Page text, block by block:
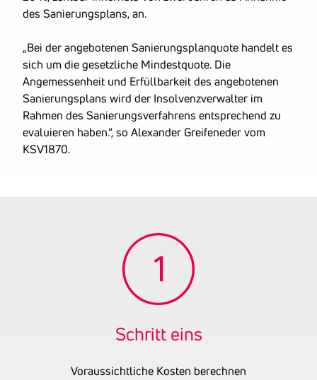
des Sanierungsplans, an.
„Bei der angebotenen Sanierungsplanquote handelt es
sich um die gesetzliche Mindestquote. Die
Angemessenheit und Erfüllbarkeit des angebotenen
Sanierungsplans wird der Insolvenzverwalter im
Rahmen des Sanierungsverfahrens entsprechend zu
evaluieren haben.“, so Alexander Greifeneder vom
KSV1870.
Schritt eins
Voraussichtliche Kosten berechnen